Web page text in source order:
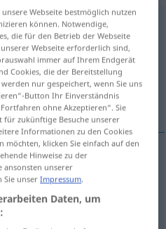
anklicken/antippen)
overschieten
Webseite bestmöglich nutzen
können. Notwendige,
die für den Betrieb der Webseite
Webseite erforderlich sind,
immer auf Ihrem Endgerät
Cookies, die der Bereitstellung
nur gespeichert, wenn Sie uns
Button Ihr Einverständnis
ohne Akzeptieren“. Sie
zukünftige Besuche unserer
Informationen zu den Cookies
möchten, klicken Sie einfach auf den
Hinweise zu der
ansonsten unserer
Sie unserImpressum.
Daten, um